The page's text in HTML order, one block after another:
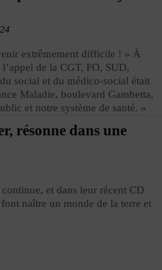
extrêmement difficile ! » À
de la CGT, FO, SUD,
social et du médico-social était
Maladie, boulevard Gambetta,
et notre système de santé. »
résonne dans une
et dans leur récent CD
naître un monde de la terre et